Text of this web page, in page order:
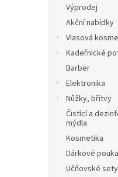
Výprodej
Akční nabídky
Vlasová
Kadeřnické
Barber
Elektronika
Nůžky, břitvy
Čistící a
mýdla
Kosmetika
Dárkové
Učňovské sety